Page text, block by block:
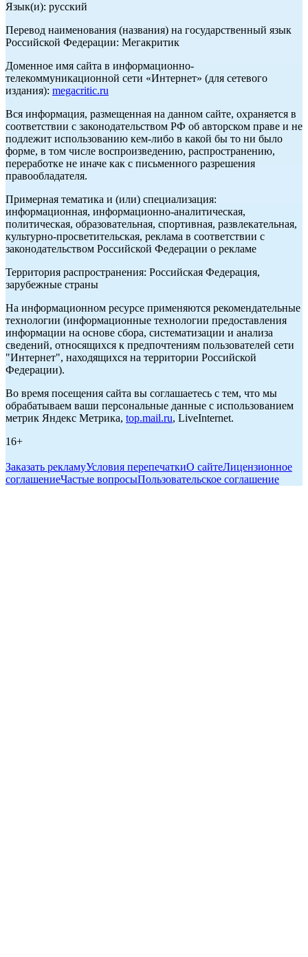
Язык(и): русский
Перевод наименования (названия) на государственный язык
Российской Федерации: Мегакритик
Доменное имя сайта в информационно-
телекоммуникационной сети «Интернет» (для сетевого
издания): megacritic.ru
Вся информация, размещенная на данном сайте, охраняется в
соответствии с законодательством РФ об авторском праве и не
подлежит использованию кем-либо в какой бы то ни было
форме, в том числе воспроизведению, распространению,
переработке не иначе как с письменного разрешения
правообладателя.
Примерная тематика и (или) специализация:
информационная, информационно-аналитическая,
политическая, образовательная, спортивная, развлекательная,
культурно-просветительская, реклама в соответствии с
законодательством Российской Федерации о рекламе
Территория распространения: Российская Федерация,
зарубежные страны
На информационном ресурсе применяются рекомендательные
технологии (информационные технологии предоставления
информации на основе сбора, систематизации и анализа
сведений, относящихся к предпочтениям пользователей сети
"Интернет", находящихся на территории Российской
Федерации).
Во время посещения сайта вы соглашаетесь с тем, что мы
обрабатываем ваши персональные данные с использованием
метрик Яндекс Метрика, top.mail.ru, LiveInternet.
16+
Заказать рекламуУсловия перепечаткиО сайтеЛицензионное
соглашениеЧастые вопросыПользовательское соглашение